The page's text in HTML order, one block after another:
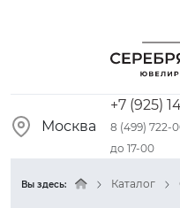
Москва
+7 (925)
8 (499) 722-
до 17-00
Вы здесь: Каталог